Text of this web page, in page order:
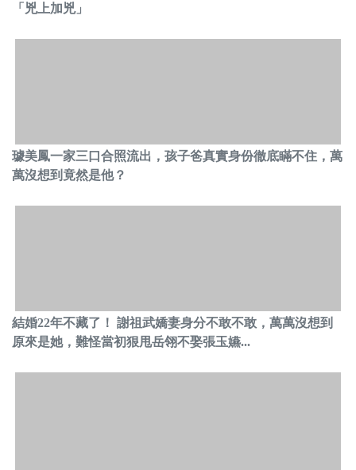
「兇上加兇」
璩美鳳一家三口合照流出，孩子爸真實身份徹底瞞不住，萬
萬沒想到竟然是他？
結婚22年不藏了！ 謝祖武嬌妻身分不敢不敢，萬萬沒想到
原來是她，難怪當初狠甩岳翎不娶張玉嬿...